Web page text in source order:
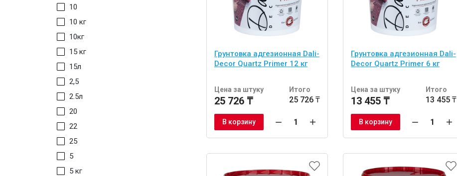
10
10 кг
10кг
15 кг
15л
2,5
2.5л
20
22
25
5
5 кг
Грунтовка адгезионная Dali-
Decor Quartz Primer 12 кг
Цена за штуку
25 726 ₸
Итого
25 726 ₸
В корзину
Грунтовка адгезионная Dali-
Decor Quartz Primer 6 кг
Цена за штуку
13 455 ₸
Итого
13 455 ₸
В корзину